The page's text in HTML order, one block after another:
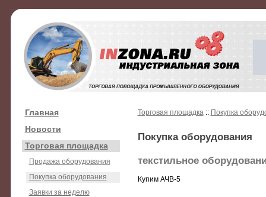
Главная
Новости
Торговая площадка
Продажа оборудования
Покупка оборудования
Заявки за неделю
Торговая площадка:: Покупка
Покупка оборудования
текстильное
Купим АЧВ-5